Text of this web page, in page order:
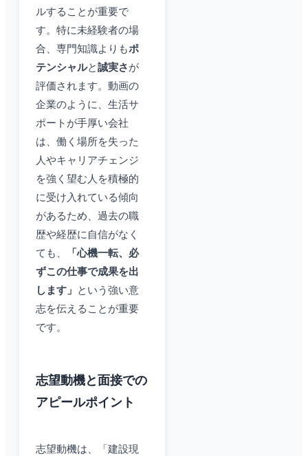
ルすることが重要で
す。特に未経験者の場
合、専門知識よりもポ
テンシャルと誠実さが
評価されます。動画の
企業のように、生活サ
ポートが手厚い会社
は、働く場所を失った
人やキャリアチェンジ
を強く望む人を積極的
に受け入れている傾向
があるため、過去の職
歴や経歴に自信がなく
ても、
「心機一転、必
ずこの仕事で成果を出
します」
という強い意
志を伝えることが重要
です。
志望動機と面接での
アピールポイント
志望動機は、「建設現